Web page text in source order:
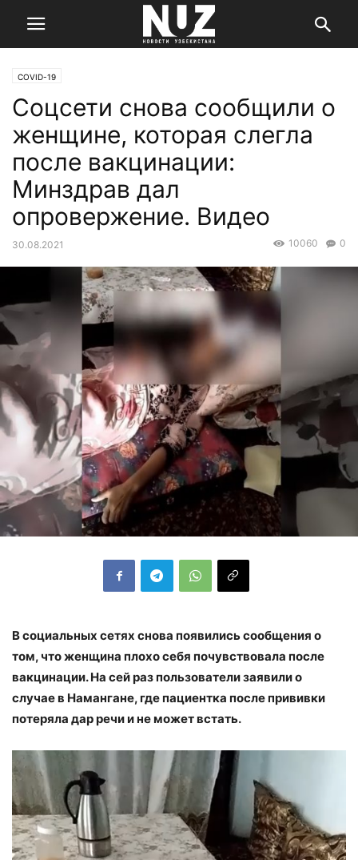
COVID-19
Соцсети снова сообщили о
женщине, которая слегла
после вакцинации:
Минздрав дал
опровержение. Видео
30.08.2021 0
10060
В социальных сетях снова появились сообщения о
том, что женщина плохо себя почувствовала после
вакцинации. На сей раз пользователи заявили о
случае в Намангане, где пациентка после прививки
потеряла дар речи и не может встать.